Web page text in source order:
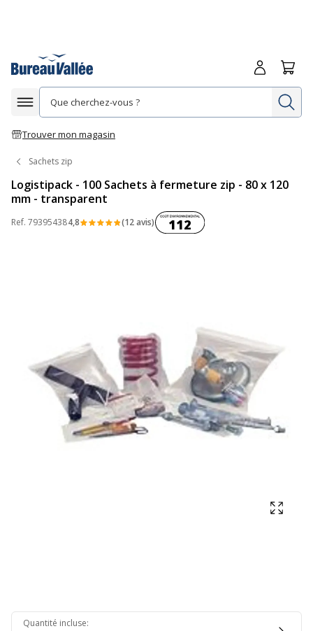
Afficher la navigation
Trouver mon magasin
Me
Sachets zip
Logistipack - 100 Sachets à fermeture zip - 80 x 120
mm - transparent
Ref. 793954384,8 (12 avis)Coût environnemental :
112
Quantité incluse: